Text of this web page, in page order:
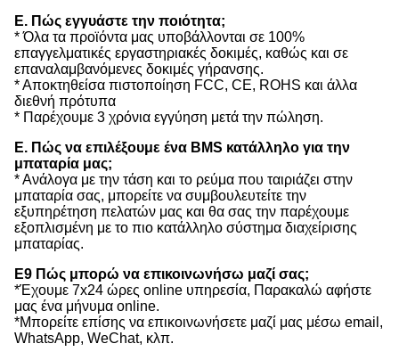
Ε. Πώς εγγυάστε την ποιότητα;
* Όλα τα προϊόντα μας υποβάλλονται σε 100%
επαγγελματικές εργαστηριακές δοκιμές, καθώς και σε
επαναλαμβανόμενες δοκιμές γήρανσης.
* Αποκτηθείσα πιστοποίηση FCC, CE, ROHS και άλλα
διεθνή πρότυπα
* Παρέχουμε 3 χρόνια εγγύηση μετά την πώληση.
Ε. Πώς να επιλέξουμε ένα BMS κατάλληλο για την
μπαταρία μας;
* Ανάλογα με την τάση και το ρεύμα που ταιριάζει στην
μπαταρία σας, μπορείτε να συμβουλευτείτε την
εξυπηρέτηση πελατών μας και θα σας την παρέχουμε
εξοπλισμένη με το πιο κατάλληλο σύστημα διαχείρισης
μπαταρίας.
Ε9 Πώς μπορώ να επικοινωνήσω μαζί σας;
*Έχουμε 7x24 ώρες online υπηρεσία, Παρακαλώ αφήστε
μας ένα μήνυμα online.
*Μπορείτε επίσης να επικοινωνήσετε μαζί μας μέσω email,
WhatsApp, WeChat, κλπ.